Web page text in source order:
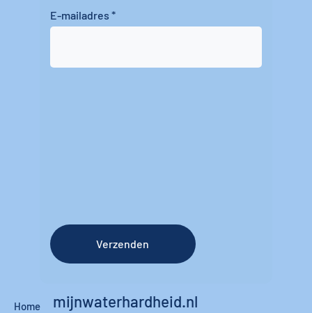
E-mailadres
Verzenden
mijnwaterhardheid.nl
Home